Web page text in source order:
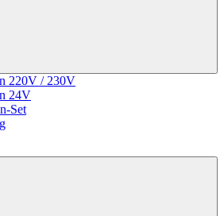
220V / 230V
24V
Set